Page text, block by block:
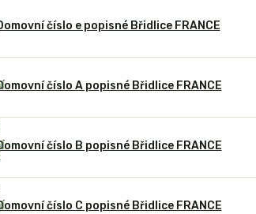
číslo e popisné Břidlice FRANCE
číslo A popisné Břidlice FRANCE
číslo B popisné Břidlice FRANCE
číslo C popisné Břidlice FRANCE